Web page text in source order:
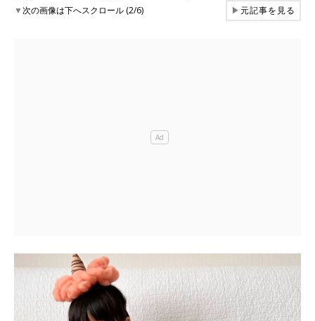
▼次の画像は下へスクロール (2/6) ▶元記事を見る